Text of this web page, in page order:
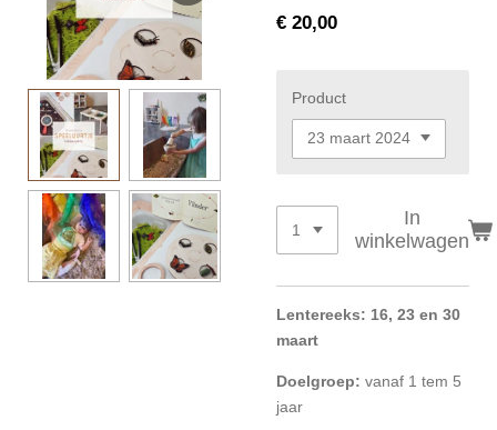
€ 20,00
Product
In
winkelwagen
Lentereeks: 16, 23 en 30
maart
Doelgroep: vanaf 1 tem 5
jaar